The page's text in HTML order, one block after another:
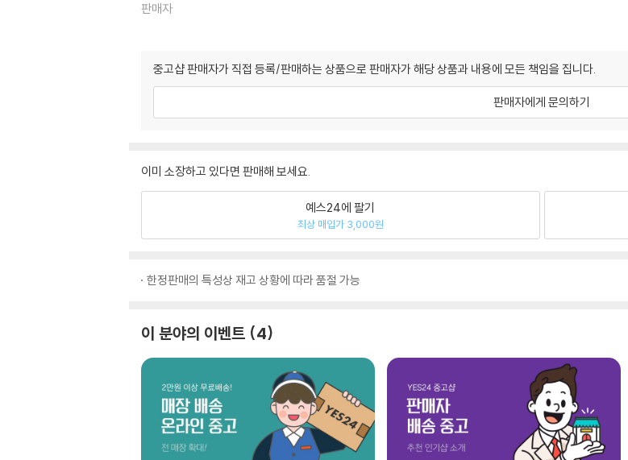
판매자
중고샵 판매자가 직접 등록/판매하는 상품으로 판매자가 해당 상품과 내용에 모든 책임을 집니다.
판매자에게 문의하기
이미 소장하고 있다면 판매해 보세요.
예스24에 팔기
최상 매입가 3,000원
한정판매의 특성상 재고 상황에 따라 품절 가능
이 분야의 이벤트 4